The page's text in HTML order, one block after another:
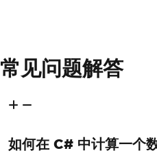
常见问题解答
如何在 C# 中计算一个